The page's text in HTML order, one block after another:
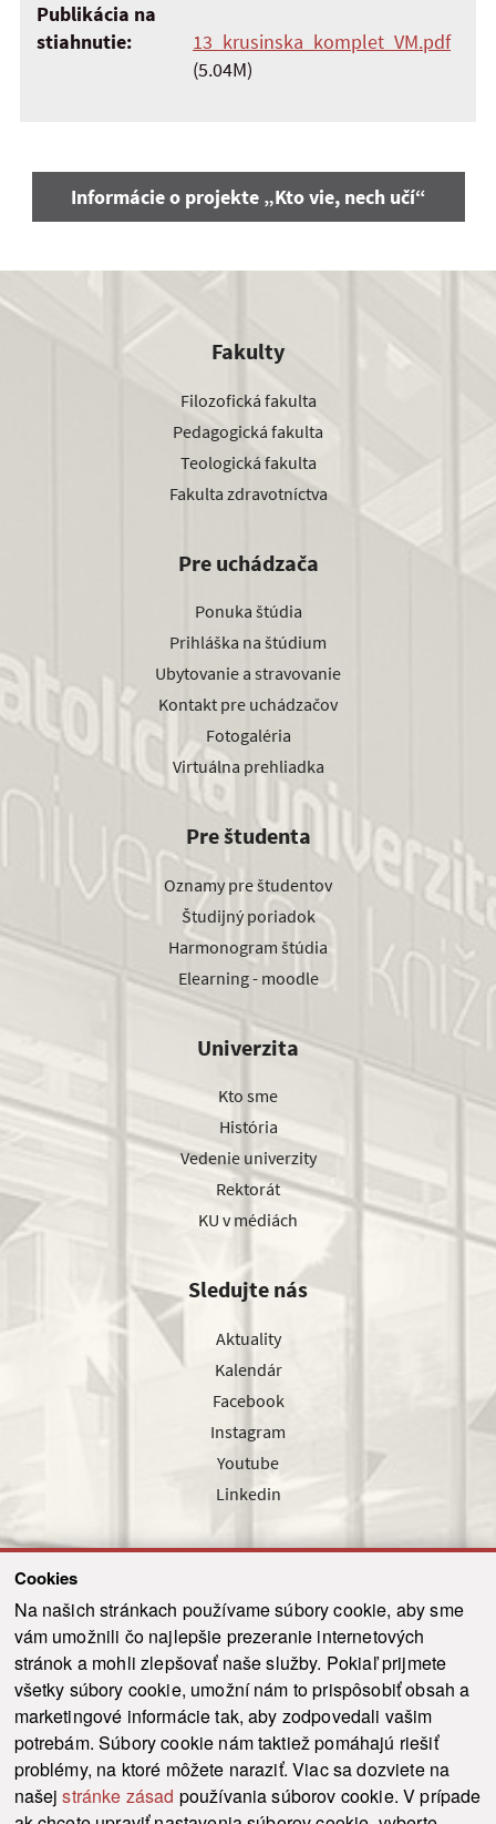
Cookies
Na našich stránkach používame súbory cookie, aby sme
vám umožnili čo najlepšie prezeranie internetových
stránok a mohli zlepšovať naše služby. Pokiaľ prijmete
všetky súbory cookie, umožní nám to prispôsobiť obsah a
marketingové informácie tak, aby zodpovedali vašim
potrebám. Súbory cookie nám taktiež pomáhajú riešiť
problémy, na ktoré môžete naraziť. Viac sa dozviete na
našejstránke zásad používania súborov cookie. V prípade
Publikácia na
stiahnutie:
13_krusinska_komplet_VM.pdf
(5.04M)
Informácie o projekte „Kto vie, nech učí“
Fakulty
Filozofická fakulta
Pedagogická fakulta
Teologická fakulta
Fakulta zdravotníctva
Pre uchádzača
Ponuka štúdia
Prihláška na štúdium
Ubytovanie a stravovanie
Kontakt pre uchádzačov
Fotogaléria
Virtuálna prehliadka
Pre študenta
Oznamy pre študentov
Študijný poriadok
Harmonogram štúdia
Elearning - moodle
Univerzita
Kto sme
História
Vedenie univerzity
Rektorát
KU v médiách
Sledujte nás
Aktuality
Kalendár
Facebook
Instagram
Youtube
Linkedin
Odoslať
© 2021-2026 ku.sk. Všetky práva vyhradené. | Ochrana osobných údajov